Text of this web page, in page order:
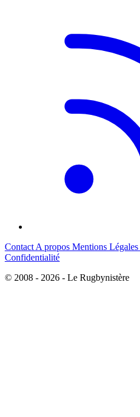
Contact A propos Mentions Légales
Confidentialité
© 2008 - 2026 - Le Rugbynistère